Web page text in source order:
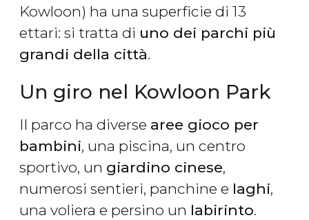
Kowloon) ha una superficie di 13
ettari: si tratta di uno dei parchi più
grandi della città.
Un giro nel Kowloon Park
Il parco ha diverse aree gioco per
bambini, una piscina, un centro
sportivo, un giardino cinese,
numerosi sentieri, panchine e laghi,
una voliera e persino un labirinto.